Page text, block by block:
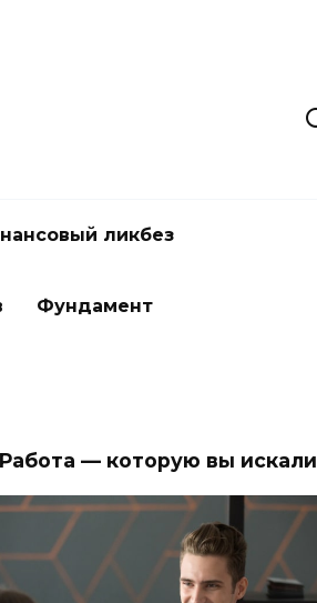
ликбез
Фундамент
Работа — которую вы искали